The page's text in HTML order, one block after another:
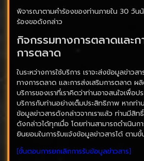
พิจารณาตามคำร้องของท่านภายใน 30 วันนั
ร้องขอดังกล่าว
กิจกรรมทางการตลาดและก
การตลาด
ในระหว่างการใช้บริการ เราจะส่งข้อมูลข่าวส
ทางการตลาด และการส่งเสริมการตลาด ผ
บริการของเราที่เราคิดว่าท่านอาจสนใจเพื่อปร
บริการกับท่านอย่างเต็มประสิทธิภาพ หากท่
ข้อมูลข่าวสารดังกล่าวจากเราแล้ว ท่านมีสิ
ดังกล่าวได้ทุกเมื่อ โดยท่านสามารถดำเนินก
ยินยอมในการรับแจ้งข้อมูลข่าวสารได้ ตาม
[ขั้นตอนการยกเลิกการรับข้อมูลข่าวสาร]